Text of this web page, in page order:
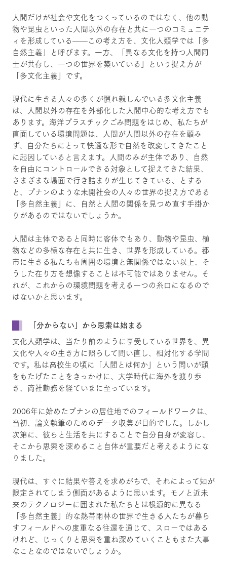
人間だけが社会や文化をつくっているのではなく、他の動
物や昆虫といった人間以外の存在と共に一つのコミュニテ
ィを形成している——この考え方を、文化人類学では「多
自然主義」と呼びます。一方、「異なる文化を持つ人間同
士が共存し、一つの世界を築いている」という捉え方が
「多文化主義」です。
現代に生きる人々の多くが慣れ親しんでいる多文化主義
は、人間以外の存在を外部化した人間中心的な考え方でも
あります。海洋プラスチックごみ問題をはじめ、私たちが
直面している環境問題は、人間が人間以外の存在を顧み
ず、自分たちにとって快適な形で自然を改変してきたこと
に起因していると言えます。人間のみが主体であり、自然
を自由にコントロールできる対象として捉えてきた結果、
さまざまな場面で行き詰まりが生じてきている、とする
と、プナンのような未開社会の人々の世界の捉え方である
「多自然主義」に、自然と人間の関係を見つめ直す手掛か
りがあるのではないでしょうか。
人間は主体であると同時に客体でもあり、動物や昆虫、植
物などの多様な存在と共に生き、世界を形成している。都
市に生きる私たちも周囲の環境と無関係ではない以上、そ
うした在り方を想像することは不可能ではありません。そ
れが、これからの環境問題を考える一つの糸口になるので
はないかと思います。
「分からない」から思索は始まる
文化人類学は、当たり前のように享受している世界を、異
文化や人々の生き方に照らして問い直し、相対化する学問
です。私は高校生の頃に「人間とは何か」という問いが頭
をもたげたことをきっかけに、大学時代に海外を渡り歩
き、商社勤務を経ていまに至っています。
2006年に始めたプナンの居住地でのフィールドワークは、
当初、論文執筆のためのデータ収集が目的でした。しかし
次第に、彼らと生活を共にすることで自分自身が変容し、
そこから思索を深めること自体が重要だと考えるようにな
りました。
現代は、すぐに結果や答えを求めがちで、それによって知が
限定されてしまう側面があるように思います。モノと近未
来のテクノロジーに囲まれた私たちとは根源的に異なる
「多自然主義」的な熱帯雨林の世界で生きる人たちが暮ら
すフィールドへの度重なる往還を通じて、スローではある
けれど、じっくりと思索を重ね深めていくこともまた大事
なことなのではないでしょうか。